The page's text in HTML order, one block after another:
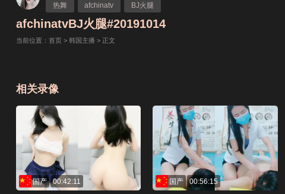
热舞 afchinatv BJ火腿
afchinatvBJ火腿#20191014
当前位置： 首页 > 韩国主播 > 正文
相关录像
国产 00:42:11 国产 00:56:15